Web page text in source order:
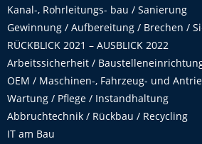
Kanal-, Rohrleitungs- bau / Sanierung
Gewinnung / Aufbereitung / Brechen /
RÜCKBLICK 2021 – AUSBLICK 2022
Arbeitssicherheit /
OEM / Maschinen-, Fahrzeug- und
Wartung / Pflege / Instandhaltung
Abbruchtechnik / Rückbau / Recycling
IT am Bau